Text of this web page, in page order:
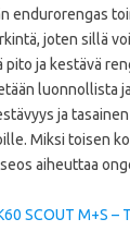
endurorengas
joten sillä
ja kestävä
luonnollista
ja
Miksi toisen
aiheuttaa
SCOUT M+S –